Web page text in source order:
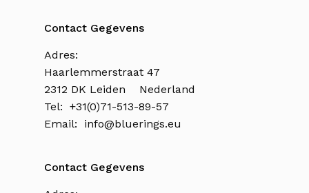
Contact Gegevens
Adres:
Haarlemmerstraat 47
2312 DK Leiden Nederland
Tel: +31(0)71-513-89-57
Email: info@bluerings.eu
Contact Gegevens